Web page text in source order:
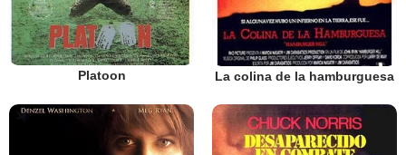
Platoon La colina de la hamburguesa